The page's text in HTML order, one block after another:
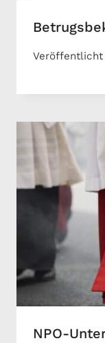
Veröffentlicht
NPO-